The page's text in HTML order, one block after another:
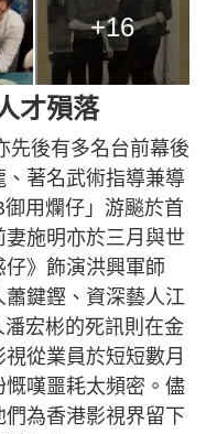
+16
才殞落
先後有多名台前幕後
著名武術指導兼導
用爛仔」游飈於首
施明亦於三月與世
》飾演洪興軍師
蕭鍵鏗、資深藝人江
宏彬的死訊則在金
從業員於短短數月
嘆噩耗太頻密。儘
為香港影視界留下